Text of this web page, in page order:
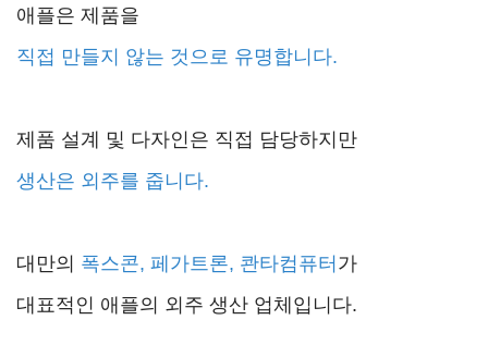
애플은 제품을
직접 만들지 않는 것으로 유명합니다.
제품 설계 및 다자인은 직접 담당하지만
생산은 외주를 줍니다.
대만의 폭스콘, 페가트론, 콴타컴퓨터 가
대표적인 애플의 외주 생산 업체입니다.